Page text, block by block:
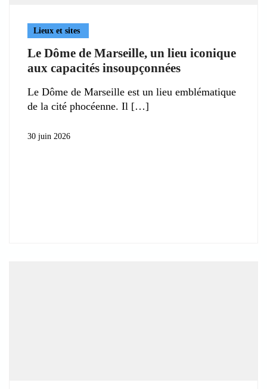
Lieux et sites
Le Dôme de Marseille, un lieu iconique
aux capacités insoupçonnées
Le Dôme de Marseille est un lieu emblématique
de la cité phocéenne. Il
30 juin 2026